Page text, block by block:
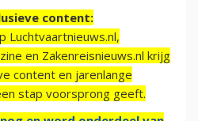
content:
Luchtvaartnieuws.nl,
en Zakenreisnieuws.nl krijg
content en jarenlange
stap voorsprong geeft.